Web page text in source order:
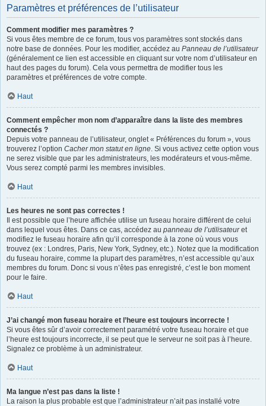
Paramètres et préférences de l’utilisateur
Comment modifier mes paramètres ?
Si vous êtes membre de ce forum, tous vos paramètres sont stockés dans
notre base de données. Pour les modifier, accédez au Panneau de l’utilisateur
(généralement ce lien est accessible en cliquant sur votre nom d’utilisateur en
haut des pages du forum). Cela vous permettra de modifier tous les
paramètres et préférences de votre compte.
Haut
Comment empêcher mon nom d’apparaître dans la liste des membres
connectés ?
Depuis votre panneau de l’utilisateur, onglet « Préférences du forum », vous
trouverez l’option Cacher mon statut en ligne. Si vous activez cette option vous
ne serez visible que par les administrateurs, les modérateurs et vous-même.
Vous serez compté parmi les membres invisibles.
Haut
Les heures ne sont pas correctes !
Il est possible que l’heure affichée utilise un fuseau horaire différent de celui
dans lequel vous êtes. Dans ce cas, accédez au panneau de l’utilisateuret
modifiez le fuseau horaire afin qu’il corresponde à la zone où vous vous
trouvez (ex : Londres, Paris, New York, Sydney, etc.). Notez que la modification
du fuseau horaire, comme la plupart des paramètres, n’est accessible qu’aux
membres du forum. Donc si vous n’êtes pas enregistré, c’est le bon moment
pour le faire.
Haut
J’ai changé mon fuseau horaire et l’heure est toujours incorrecte !
Si vous êtes sûr d’avoir correctement paramétré votre fuseau horaire et que
l’heure est toujours incorrecte, il se peut que le serveur ne soit pas à l’heure.
Signalez ce problème à un administrateur.
Haut
Ma langue n’est pas dans la liste !
La raison la plus probable est que l’administrateur n’ait pas installé votre